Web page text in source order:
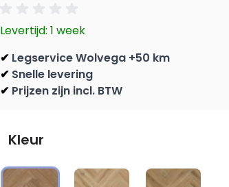
Levertijd: 1 week
✔ Legservice Wolvega +50 km
✔ Snelle levering
✔ Prijzen zijn incl. BTW
Kleur
4200 4201 4202